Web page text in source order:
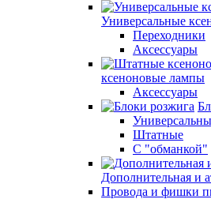
Универсальные
Переходники
Аксессуары
ксеноновые лампы
Аксессуары
Штатные
С "обманкой"
Дополнительная и
Провода и фишки